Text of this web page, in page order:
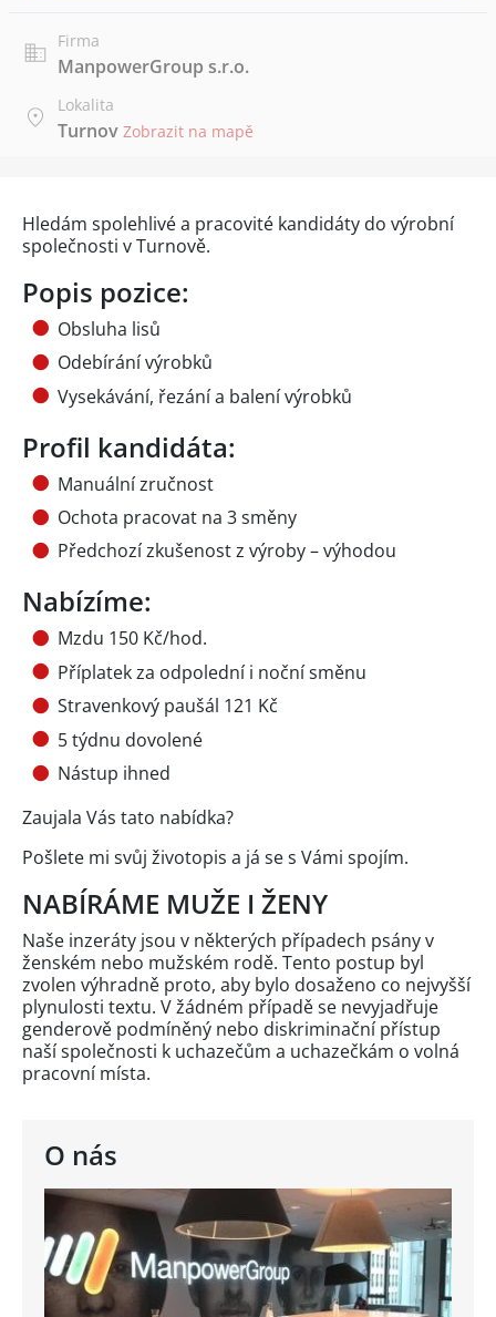
Firma
ManpowerGroup s.r.o.
Lokalita
Turnov Zobrazit na mapě
O nás
Hledám spolehlivé a pracovité kandidáty do výrobní
společnosti v Turnově.
Popis pozice:
Obsluha lisů
Odebírání výrobků
Vysekávání, řezání a balení výrobků
Profil kandidáta:
Manuální zručnost
Ochota pracovat na 3 směny
Předchozí zkušenost z výroby – výhodou
Nabízíme:
Mzdu 150 Kč/hod.
Příplatek za odpolední i noční směnu
Stravenkový paušál 121 Kč
5 týdnu dovolené
Nástup ihned
Zaujala Vás tato nabídka?
Pošlete mi svůj životopis a já se s Vámi spojím.
NABÍRÁME MUŽE I ŽENY
Naše inzeráty jsou v některých případech psány v
ženském nebo mužském rodě. Tento postup byl
zvolen výhradně proto, aby bylo dosaženo co nejvyšší
plynulosti textu. V žádném případě se nevyjadřuje
genderově podmíněný nebo diskriminační přístup
naší společnosti k uchazečům a uchazečkám o volná
pracovní místa.